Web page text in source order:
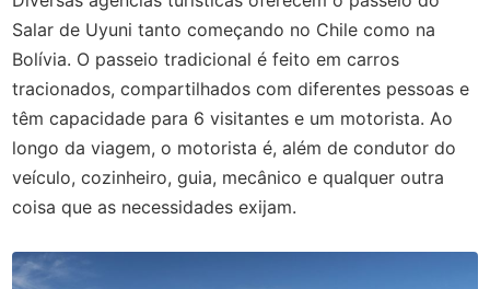
Salar de Uyuni tanto começando no Chile como na
Bolívia. O passeio tradicional é feito em carros
tracionados, compartilhados com diferentes pessoas e
têm capacidade para 6 visitantes e um motorista. Ao
longo da viagem, o motorista é, além de condutor do
veículo, cozinheiro, guia, mecânico e qualquer outra
coisa que as necessidades exijam.